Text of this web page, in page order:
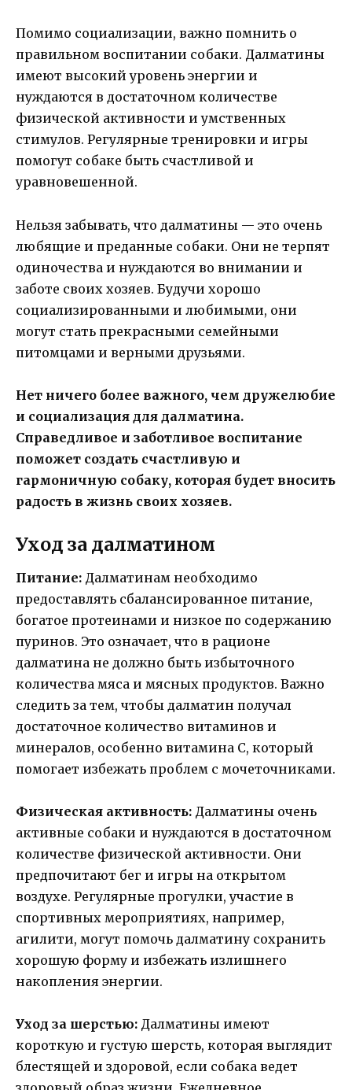
Помимо социализации, важно помнить о
правильном воспитании собаки. Далматины
имеют высокий уровень энергии и
нуждаются в достаточном количестве
физической активности и умственных
стимулов. Регулярные тренировки и игры
помогут собаке быть счастливой и
уравновешенной.
Нельзя забывать, что далматины — это очень
любящие и преданные собаки. Они не терпят
одиночества и нуждаются во внимании и
заботе своих хозяев. Будучи хорошо
социализированными и любимыми, они
могут стать прекрасными семейными
питомцами и верными друзьями.
Нет ничего более важного, чем дружелюбие
и социализация для далматина.
Справедливое и заботливое воспитание
поможет создать счастливую и
гармоничную собаку, которая будет вносить
радость в жизнь своих хозяев.
Уход за далматином
Питание: Далматинам необходимо
предоставлять сбалансированное питание,
богатое протеинами и низкое по содержанию
пуринов. Это означает, что в рационе
далматина не должно быть избыточного
количества мяса и мясных продуктов. Важно
следить за тем, чтобы далматин получал
достаточное количество витаминов и
минералов, особенно витамина С, который
помогает избежать проблем с мочеточниками.
Физическая активность: Далматины очень
активные собаки и нуждаются в достаточном
количестве физической активности. Они
предпочитают бег и игры на открытом
воздухе. Регулярные прогулки, участие в
спортивных мероприятиях, например,
агилити, могут помочь далматину сохранить
хорошую форму и избежать излишнего
накопления энергии.
Уход за шерстью: Далматины имеют
короткую и густую шерсть, которая выглядит
блестящей и здоровой, если собака ведет